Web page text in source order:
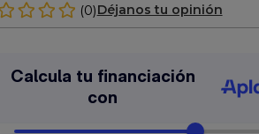
(0)Déjanos tu opinión